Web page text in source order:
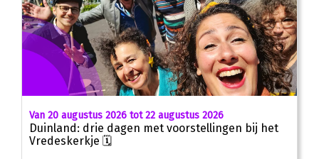
Van 20 augustus 2026 tot 22 augustus 2026
Duinland: drie dagen met voorstellingen bij het
Vredeskerkje 🗓